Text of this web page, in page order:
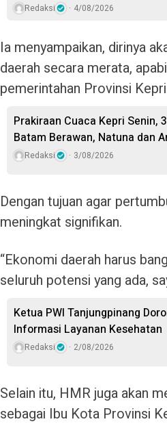
Redaksi 4/08/2026
Ia menyampaikan, dirinya
daerah secara merata,
pemerintahan Provinsi
Prakiraan Cuaca Kepri Senin,
Batam Berawan, Natuna dan
Redaksi 3/08/2026
Dengan tujuan agar
meningkat signifikan.
“Ekonomi daerah harus
seluruh potensi yang ada,
Ketua PWI Tanjungpinang
Informasi Layanan Kesehatan
Redaksi 2/08/2026
Selain itu, HMR juga akan
sebagai Ibu Kota Provinsi